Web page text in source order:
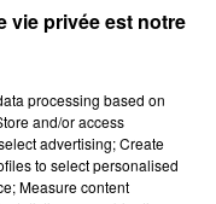
vie privée est notre
processing based on
and/or access
advertising; Create
to select personalised
Measure content